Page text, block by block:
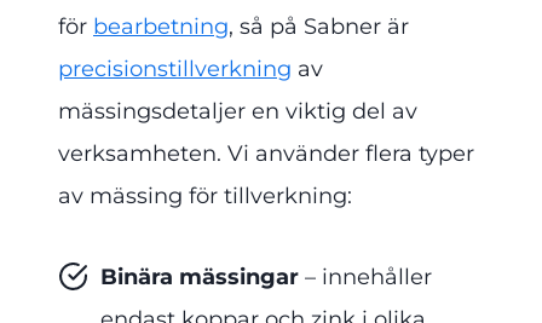
för bearbetning, så på Sabner är
precisionstillverkning av
mässingsdetaljer en viktig del av
verksamheten. Vi använder flera typer
av mässing för tillverkning:
Binära mässingar – innehåller